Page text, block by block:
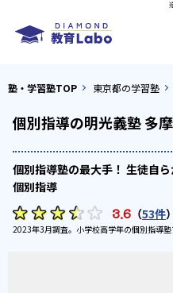
塾・学習塾TOP 東京都の学習塾
個別指導の明光義塾 多
個別指導塾の最大手！ 生徒自
個別指導
3.6 （53件）
2023年3月調査。 小学校高学年の個別指導